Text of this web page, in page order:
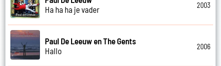
Ha ha ha je vader
2003
Paul De Leeuw en The Gents
Hallo
2006